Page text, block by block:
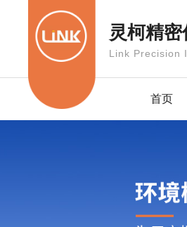
灵柯精
Link Precision
首页